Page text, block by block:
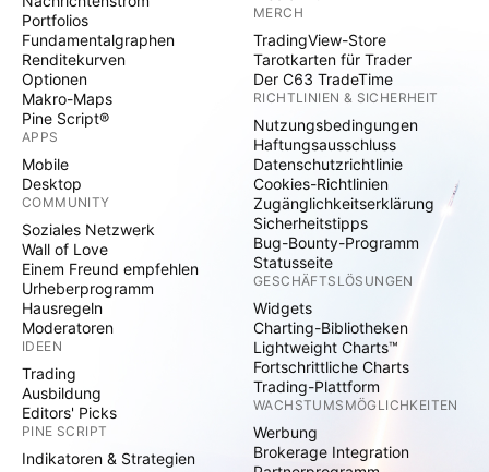
Portfolios
Fundamentalgraphen
Renditekurven
Optionen
Makro-Maps
Pine Script®
APPS
Mobile
Desktop
COMMUNITY
Soziales Netzwerk
Wall of Love
Einem Freund empfehlen
Urheberprogramm
Hausregeln
Moderatoren
IDEEN
Trading
Ausbildung
Editors' Picks
PINE SCRIPT
Indikatoren & Strategien
MERCH
TradingView-Store
Tarotkarten für Trader
Der C63 TradeTime
RICHTLINIEN & SICHERHEIT
Nutzungsbedingungen
Haftungsausschluss
Datenschutzrichtlinie
Cookies-Richtlinien
Zugänglichkeitserklärung
Sicherheitstipps
Bug-Bounty-Programm
Statusseite
GESCHÄFTSLÖSUNGEN
Widgets
Charting-Bibliotheken
Lightweight Charts™
Fortschrittliche Charts
Trading-Plattform
WACHSTUMSMÖGLICHKEITEN
Werbung
Brokerage Integration